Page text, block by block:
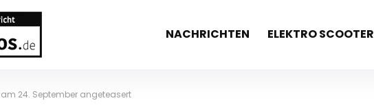
NACHRICHTEN ELEKTRO SCOOTER
24. September angeteasert